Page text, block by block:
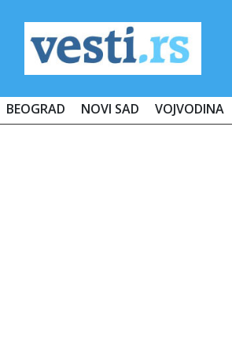
BEOGRAD NOVI SAD VOJVODINA